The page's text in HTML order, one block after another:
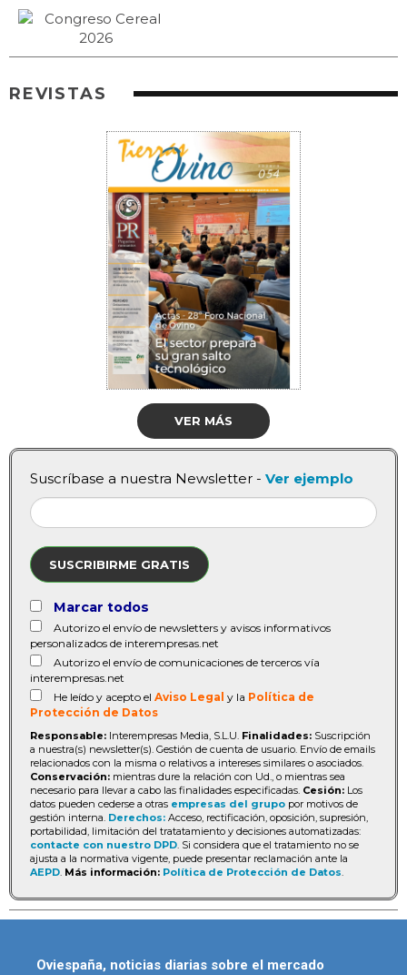
REVISTAS
VER MÁS
Suscríbase a nuestra Newsletter - Ver ejemplo
SUSCRIBIRME GRATIS
Marcar todos
Autorizo el envío de newsletters y avisos informativos
personalizados de interempresas.net
Autorizo el envío de comunicaciones de terceros vía
interempresas.net
He leído y acepto el Aviso Legal y la Política de
Protección de Datos
Responsable: Interempresas Media, S.L.U. Finalidades: Suscripción
a nuestra(s) newsletter(s). Gestión de cuenta de usuario. Envío de emails
relacionados con la misma o relativos a intereses similares o asociados.
Conservación: mientras dure la relación con Ud., o mientras sea
necesario para llevar a cabo las finalidades especificadas. Cesión: Los
datos pueden cederse a otras empresas del grupo por motivos de
gestión interna. Derechos: Acceso, rectificación, oposición, supresión,
portabilidad, limitación del tratatamiento y decisiones automatizadas:
contacte con nuestro DPD . Si considera que el tratamiento no se
ajusta a la normativa vigente, puede presentar reclamación ante la
AEPD Más información: Política de Protección de Datos
Oviespaña, noticias diarias sobre el mercado